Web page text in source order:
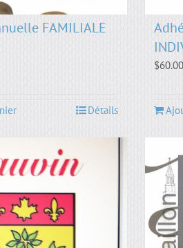
FAMILIALE
Détails
$60.00